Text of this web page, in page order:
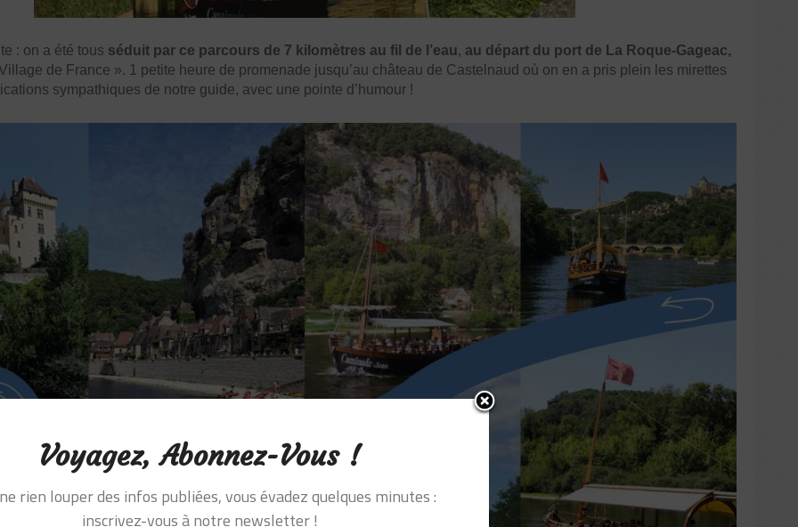
: on a été tous séduit par ce parcours de 7 kilomètres au fil de l’eau, au départ du port de La Roque-Gageac,
de France ». 1 petite heure de promenade jusqu’au château de Castelnaud où on en a pris plein les mirettes
sympathiques de notre guide, avec une pointe d’humour !
Voyagez, Abonnez-Vous !
rien louper des infos publiées, vous évadez quelques minutes :
inscrivez-vous à notre newsletter !